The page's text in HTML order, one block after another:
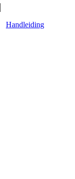
Handleiding